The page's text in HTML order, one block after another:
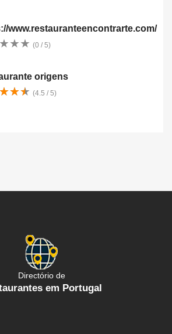
www.restauranteencontrarte.com/
★★★
★★★ (0 / 5)
origens
★★★
★★★ (4.5 / 5)
Directório de
em Portugal